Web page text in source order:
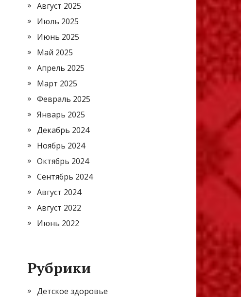
Август 2025
Июль 2025
Июнь 2025
Май 2025
Апрель 2025
Март 2025
Февраль 2025
Январь 2025
Декабрь 2024
Ноябрь 2024
Октябрь 2024
Сентябрь 2024
Август 2024
Август 2022
Июнь 2022
Рубрики
Детское здоровье